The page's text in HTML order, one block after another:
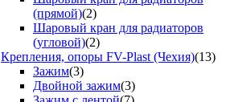
(прямой)(2)
Шаровый кран для радиаторов
(угловой)(2)
Крепления, опоры FV-Plast (Чехия)(13)
Зажим(3)
Двойной зажим(3)